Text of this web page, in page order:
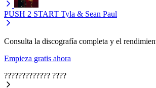
PUSH 2 START Tyla & Sean Paul
Consulta la discografía completa y el
Empieza gratis ahora
????????????? ????